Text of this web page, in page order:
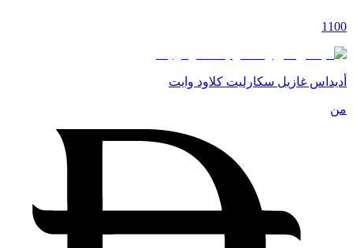
1100
أديداس غازيل سكارليت كلاود وايت
من